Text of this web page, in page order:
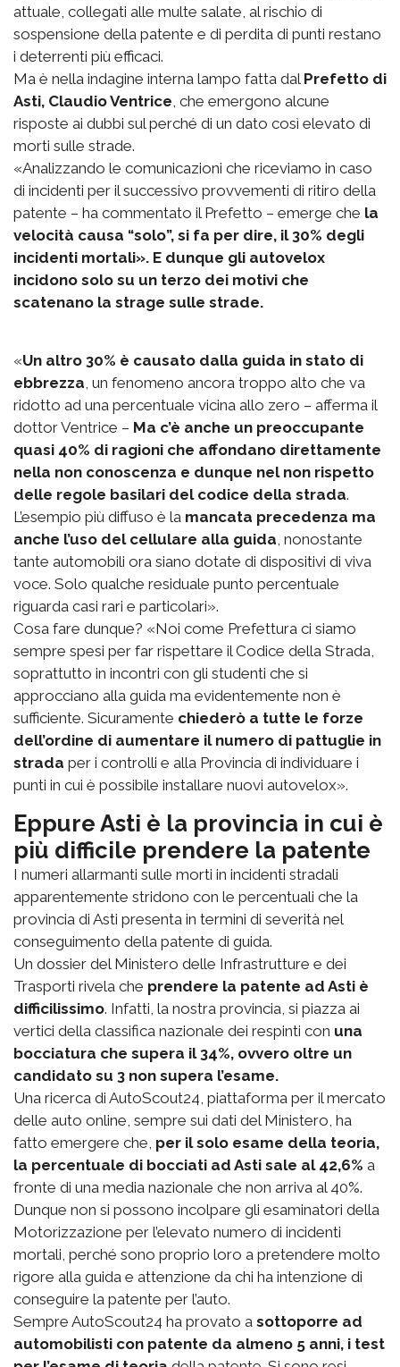
attuale, collegati alle multe salate, al rischio di
sospensione della patente e di perdita di punti restano
i deterrenti più efficaci.
Ma è nella indagine interna lampo fatta dal Prefetto di
Asti, Claudio Ventrice, che emergono alcune
risposte ai dubbi sul perché di un dato così elevato di
morti sulle strade.
«Analizzando le comunicazioni che riceviamo in caso
di incidenti per il successivo provvementi di ritiro della
patente – ha commentato il Prefetto – emerge che la
velocità causa “solo”, si fa per dire, il 30% degli
incidenti mortali». E dunque gli autovelox
incidono solo su un terzo dei motivi che
scatenano la strage sulle strade.
«Un altro 30% è causato dalla guida in stato di
ebbrezza, un fenomeno ancora troppo alto che va
ridotto ad una percentuale vicina allo zero – afferma il
dottor Ventrice – Ma c’è anche un preoccupante
quasi 40% di ragioni che affondano direttamente
nella non conoscenza e dunque nel non rispetto
delle regole basilari del codice della strada.
L’esempio più diffuso è la mancata precedenza ma
anche l’uso del cellulare alla guida, nonostante
tante automobili ora siano dotate di dispositivi di viva
voce. Solo qualche residuale punto percentuale
riguarda casi rari e particolari».
Cosa fare dunque? «Noi come Prefettura ci siamo
sempre spesi per far rispettare il Codice della Strada,
soprattutto in incontri con gli studenti che si
approcciano alla guida ma evidentemente non è
sufficiente. Sicuramente chiederò a tutte le forze
dell’ordine di aumentare il numero di pattuglie in
strada per i controlli e alla Provincia di individuare i
punti in cui è possibile installare nuovi autovelox».
Eppure Asti è la provincia in cui è
più difficile prendere la patente
I numeri allarmanti sulle morti in incidenti stradali
apparentemente stridono con le percentuali che la
provincia di Asti presenta in termini di severità nel
conseguimento della patente di guida.
Un dossier del Ministero delle Infrastrutture e dei
Trasporti rivela che prendere la patente ad Asti è
difficilissimo. Infatti, la nostra provincia, si piazza ai
vertici della classifica nazionale dei respinti con una
bocciatura che supera il 34%, ovvero oltre un
candidato su 3 non supera l’esame.
Una ricerca di AutoScout24, piattaforma per il mercato
delle auto online, sempre sui dati del Ministero, ha
fatto emergere che, per il solo esame della teoria,
la percentuale di bocciati ad Asti sale al 42,6% a
fronte di una media nazionale che non arriva al 40%.
Dunque non si possono incolpare gli esaminatori della
Motorizzazione per l’elevato numero di incidenti
mortali, perché sono proprio loro a pretendere molto
rigore alla guida e attenzione da chi ha intenzione di
conseguire la patente per l’auto.
Sempre AutoScout24 ha provato a sottoporre ad
automobilisti con patente da almeno 5 anni, i test